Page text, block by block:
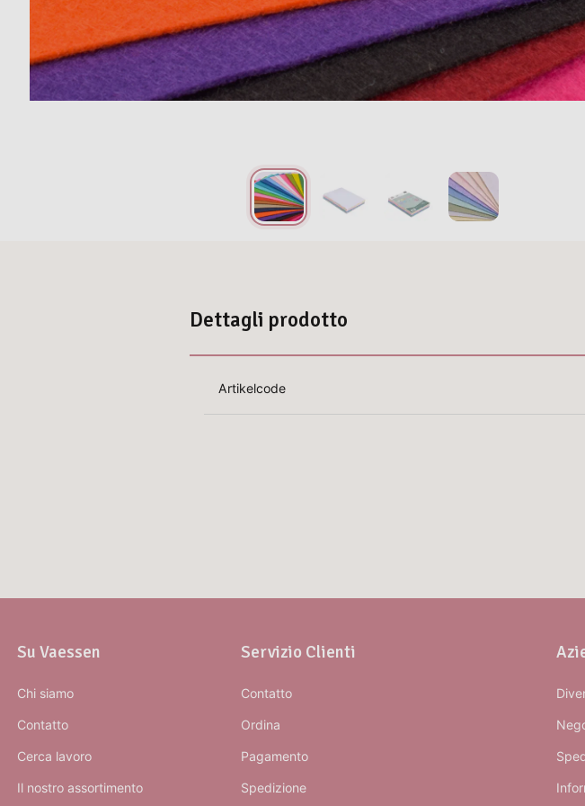
Dettagli prodotto
Artikelcode
Su Vaessen
Chi siamo
Contatto
Cerca lavoro
Il nostro assortimento
Servizio Clienti
Contatto
Ordina
Pagamento
Spedizione